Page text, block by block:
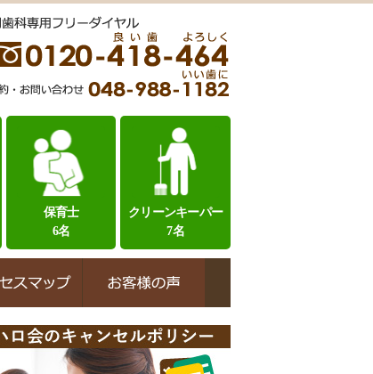
保育士
6名
クリーンキーパー
7名